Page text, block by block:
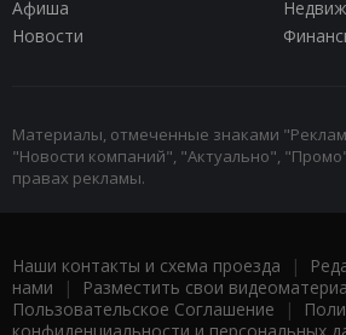
Афиша
Новости
Материалы, отмеченные знаками
"Новости компаний", "Актуально",
правах рекламы.
Наши контакты и схема проезда |
нами | Разместить свои
Пользовательское Соглашение |